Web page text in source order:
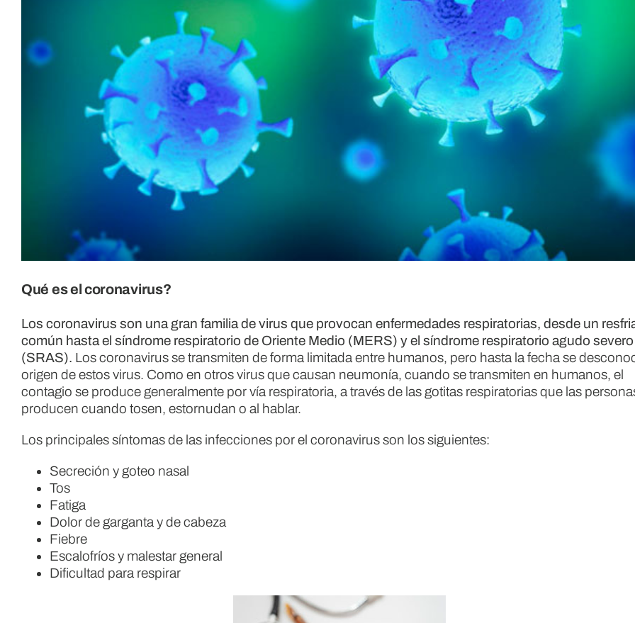
Qué es el coronavirus?
Los coronavirus son una gran familia de virus que provocan enfermedades respiratorias, desde un
común hasta el síndrome respiratorio de Oriente Medio (MERS) y el síndrome respiratorio agudo severo
(SRAS). Los coronavirus se transmiten de forma limitada entre humanos, pero hasta la fecha se
origen de estos virus. Como en otros virus que causan neumonía, cuando se transmiten en humanos, el
contagio se produce generalmente por vía respiratoria, a través de las gotitas respiratorias que las
producen cuando tosen, estornudan o al hablar.
Los principales síntomas de las infecciones por el coronavirus son los siguientes:
Secreción y goteo nasal
Tos
Fatiga
Dolor de garganta y de cabeza
Fiebre
Escalofríos y malestar general
Dificultad para respirar